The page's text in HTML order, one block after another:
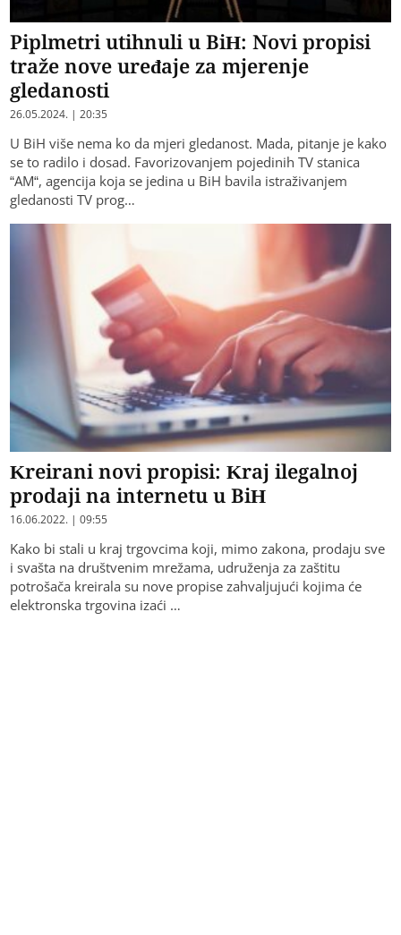
Piplmetri utihnuli u BiH: Novi propisi
traže nove uređaje za mjerenje
gledanosti
26.05.2024. | 20:35
U BiH više nema ko da mjeri gledanost. Mada, pitanje je kako
se to radilo i dosad. Favorizovanjem pojedinih TV stanica
“AM“, agencija koja se jedina u BiH bavila istraživanjem
gledanosti TV prog…
Kreirani novi propisi: Kraj ilegalnoj
prodaji na internetu u BiH
16.06.2022. | 09:55
Kako bi stali u kraj trgovcima koji, mimo zakona, prodaju sve
i svašta na društvenim mrežama, udruženja za zaštitu
potrošača kreirala su nove propise zahvaljujući kojima će
elektronska trgovina izaći …